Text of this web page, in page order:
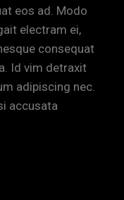
eos ad. Modo
electram ei,
consequat
Id vim detraxit
adipiscing nec.
accusata